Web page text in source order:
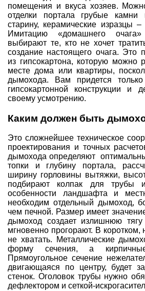
помещения и вкуса хозяев.
отделки портала грубые
старину, керамические изразцы
Имитацию «домашнего
выбирают те, кто не хочет
создание настоящего очага. Это
из гипсокартона, которую можно
месте дома или квартиры,
дымохода. Вам придется
гипсокартонной конструкции и
своему усмотрению.
Каким должен быть
Это сложнейшее техническое
проектирования и точных
дымохода определяют
топки и глубину портала,
ширину горловины вытяжки,
подбирают колпак для трубы
особенности ландшафта и
необходим отдельный дымоход,
чем печной. Размер имеет
дымоход создает излишнюю
мгновенно прогорают. В коротком,
не хватать. Металлические
форму сечения, а
Прямоугольное сечение
двигающаяся по центру, будет
стенок. Оголовок трубы нужно
дефлектором и сеткой-